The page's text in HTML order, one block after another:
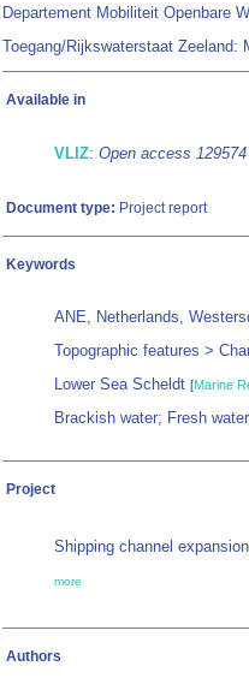
Departement Mobiliteit Openbare
Toegang/Rijkswaterstaat Zeeland:
Available in
VLIZ: Open access 129574
Document type: Project report
Keywords
ANE, Netherlands,
Topographic features >
Lower Sea Scheldt [Marine
Brackish water; Fresh water
Project
Shipping channel
more
Authors